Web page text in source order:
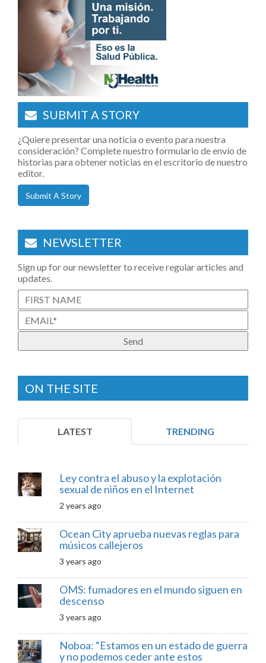
SUBMIT A STORY
¿Quiere presentar una noticia o evento para nuestra
consideración? Complete nuestro formulario de envío de
historias para obtener noticias en el escritorio de nuestro
editor.
Submit A Story
NEWSLETTER
Sign up for our newsletter to receive regular articles and
updates.
ON THE SITE
LATEST TRENDING
Ley contra el abuso y la explotación
sexual de niños en el Internet
2 years ago
Ocean City aprueba nuevas reglas para
músicos callejeros
3 years ago
OMS: fumadores en el mundo siguen en
descenso
3 years ago
Noboa: “Estamos en un estado de guerra
y no podemos ceder ante estos